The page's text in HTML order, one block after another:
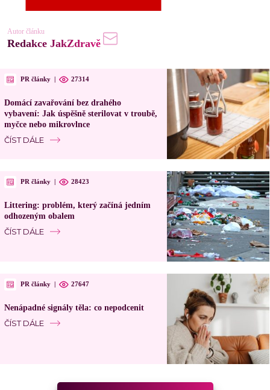
Autor článku
Redakce JakZdravě
PR články | 27314
Domácí zavařování bez drahého
vybavení: Jak úspěšně sterilovat v troubě,
myčce nebo mikrovlnce
ČÍST DÁLE
PR články | 28423
Littering: problém, který začíná jedním
odhozeným obalem
ČÍST DÁLE
PR články | 27647
Nenápadné signály těla: co nepodcenit
ČÍST DÁLE